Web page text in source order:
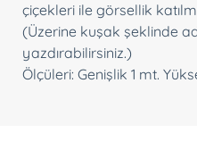
çiçekleri ile görsellik
(Üzerine kuşak şeklinde
yazdırabilirsiniz.)
Ölçüleri: Genişlik 1 mt.